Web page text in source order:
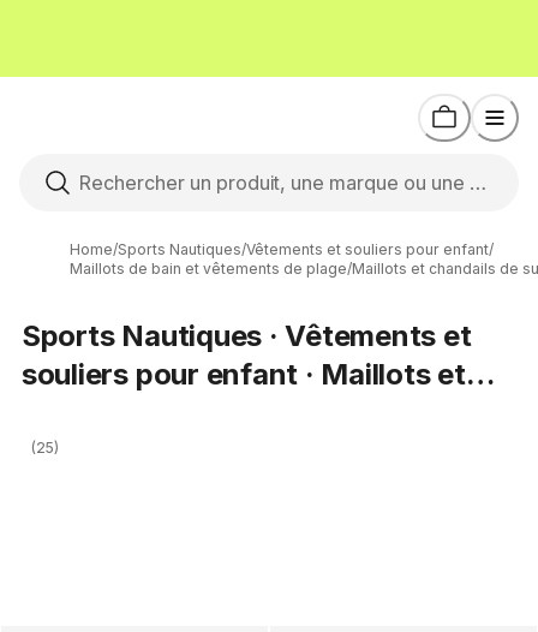
Home/Sports Nautiques/Vêtements et souliers pour enfant/
Maillots de bain et vêtements de plage/Maillots et chandails de
Sports Nautiques · Vêtements et
souliers pour enfant · Maillots et
(25)